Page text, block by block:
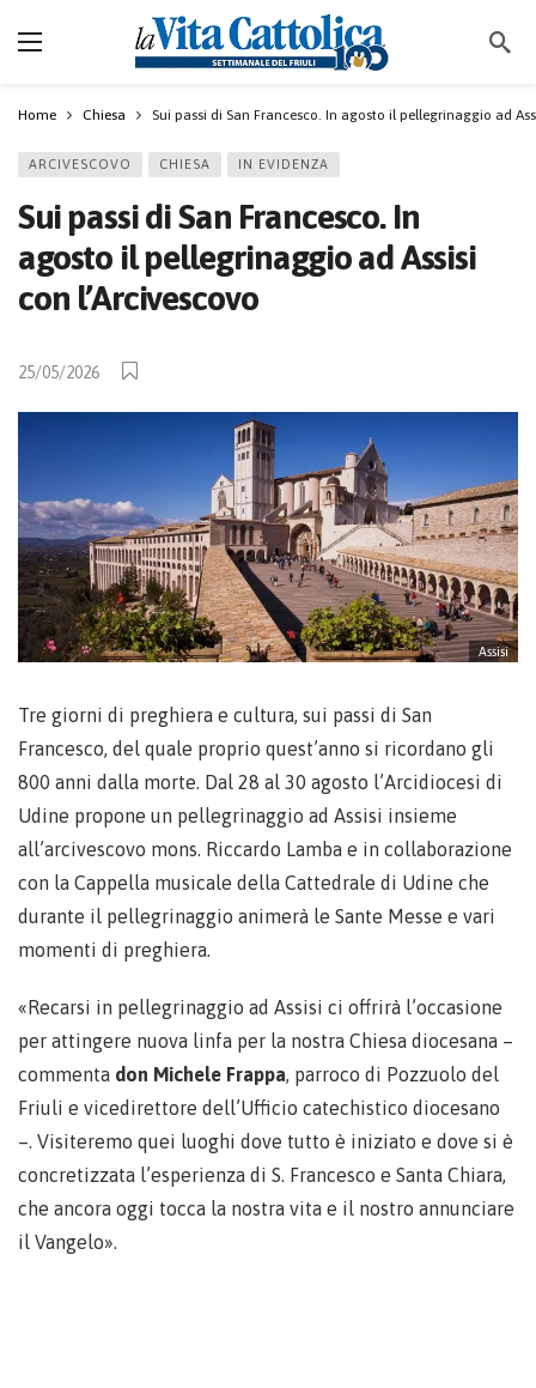
Home Chiesa Sui passi di San Francesco. In agosto il pellegrinaggio ad
ARCIVESCOVO CHIESA IN EVIDENZA
Sui passi di San Francesco. In
agosto il pellegrinaggio ad Assisi
con l’Arcivescovo
25/05/2026
Assisi
Tre giorni di preghiera e cultura, sui passi di San
Francesco, del quale proprio quest’anno si ricordano gli
800 anni dalla morte. Dal 28 al 30 agosto l’Arcidiocesi di
Udine propone un pellegrinaggio ad Assisi insieme
all’arcivescovo mons. Riccardo Lamba e in collaborazione
con la Cappella musicale della Cattedrale di Udine che
durante il pellegrinaggio animerà le Sante Messe e vari
momenti di preghiera.
«Recarsi in pellegrinaggio ad Assisi ci offrirà l’occasione
per attingere nuova linfa per la nostra Chiesa diocesana –
commenta don Michele Frappa, parroco di Pozzuolo del
Friuli e vicedirettore dell’Ufficio catechistico diocesano
–. Visiteremo quei luoghi dove tutto è iniziato e dove si è
concretizzata l’esperienza di S. Francesco e Santa Chiara,
che ancora oggi tocca la nostra vita e il nostro annunciare
il Vangelo».